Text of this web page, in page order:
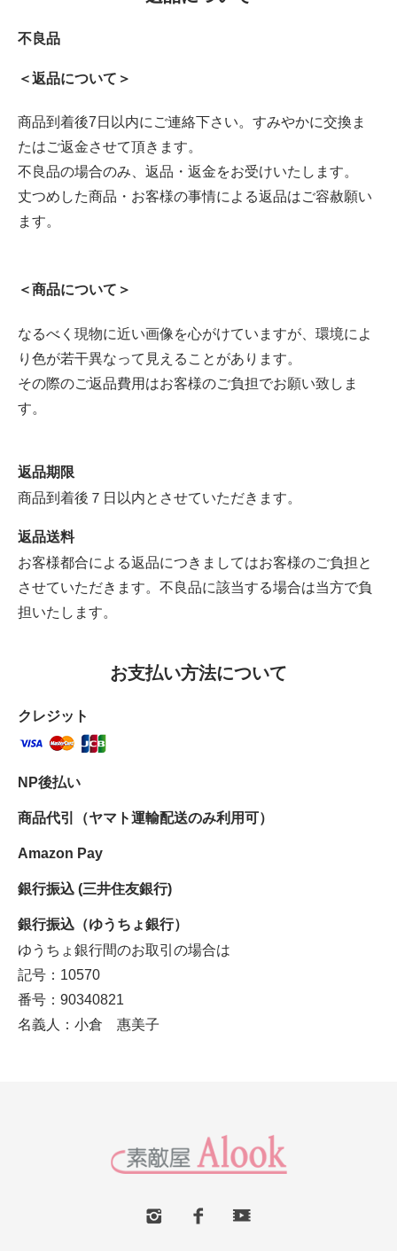
不良品
＜返品について＞
商品到着後7日以内にご連絡下さい。すみやかに交換ま
たはご返金させて頂きます。
不良品の場合のみ、返品・返金をお受けいたします。
丈つめした商品・お客様の事情による返品はご容赦願い
ます。
＜商品について＞
なるべく現物に近い画像を心がけていますが、環境によ
り色が若干異なって見えることがあります。
その際のご返品費用はお客様のご負担でお願い致しま
す。
返品期限
商品到着後７日以内とさせていただきます。
返品送料
お客様都合による返品につきましてはお客様のご負担と
させていただきます。不良品に該当する場合は当方で負
担いたします。
お支払い方法について
クレジット
NP後払い
商品代引（ヤマト運輸配送のみ利用可）
Amazon Pay
銀行振込 (三井住友銀行)
銀行振込（ゆうちょ銀行）
ゆうちょ銀行間のお取引の場合は
記号：10570
番号：90340821
名義人：小倉 惠美子